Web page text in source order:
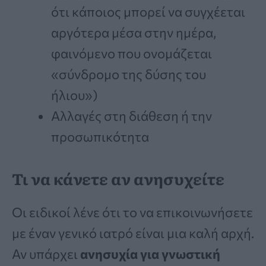
ότι κάποιος μπορεί να συγχέεται
αργότερα μέσα στην ημέρα,
φαινόμενο που ονομάζεται
«σύνδρομο της δύσης του
ήλιου»)
Αλλαγές στη διάθεση ή την
προσωπικότητα
Τι να κάνετε αν ανησυχείτε
Οι ειδικοί λένε ότι το να επικοινωνήσετε
με έναν γενικό ιατρό είναι μια καλή αρχή.
Αν υπάρχει ανησυχία για γνωστική